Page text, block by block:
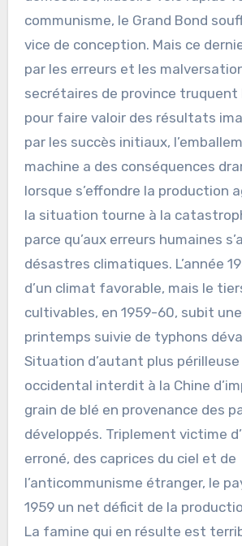
communisme, le Grand Bond
vice de conception. Mais ce
par les erreurs et les
secrétaires de province truquent
pour faire valoir des résultats
par les succès initiaux,
machine a des conséquences
lorsque s’effondre la production
la situation tourne à la
parce qu’aux erreurs humaines
désastres climatiques. L’année
d’un climat favorable, mais le
cultivables, en 1959-60, subit
printemps suivie de typhons
Situation d’autant plus périlleuse
occidental interdit à la Chine
grain de blé en provenance des
développés. Triplement victime
erroné, des caprices du ciel et de
l’anticommunisme étranger, le
1959 un net déficit de la
La famine qui en résulte est